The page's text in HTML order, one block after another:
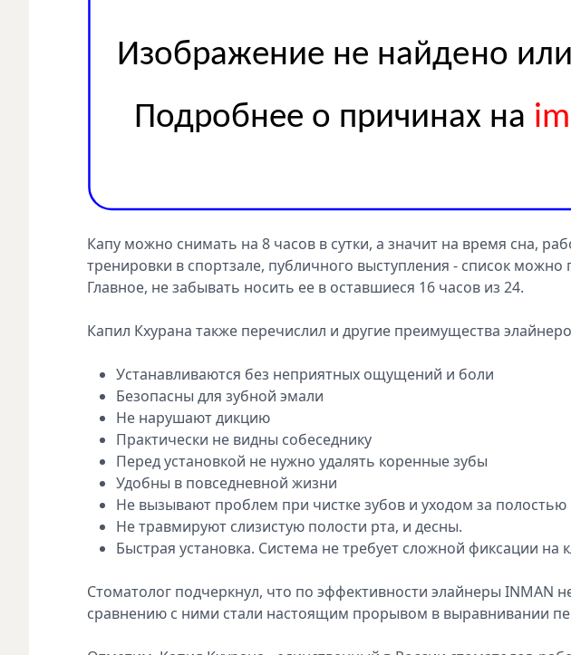
Капу можно снимать на 8 часов в сутки, а значит на время сна,
тренировки в спортзале, публичного выступления - список
Главное, не забывать носить ее в оставшиеся 16 часов из 24.
Капил Кхурана также перечислил и другие преимущества
Устанавливаются без неприятных ощущений и боли
Безопасны для зубной эмали
Не нарушают дикцию
Практически не видны собеседнику
Перед установкой не нужно удалять коренные зубы
Удобны в повседневной жизни
Не вызывают проблем при чистке зубов и уходом за полостью
Не травмируют слизистую полости рта, и десны.
Быстрая установка. Система не требует сложной фиксации на
Стоматолог подчеркнул, что по эффективности элайнеры INMAN
сравнению с ними стали настоящим прорывом в выравнивании